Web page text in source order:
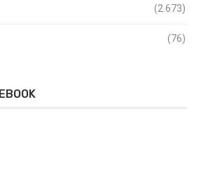
(2.673)
(76)